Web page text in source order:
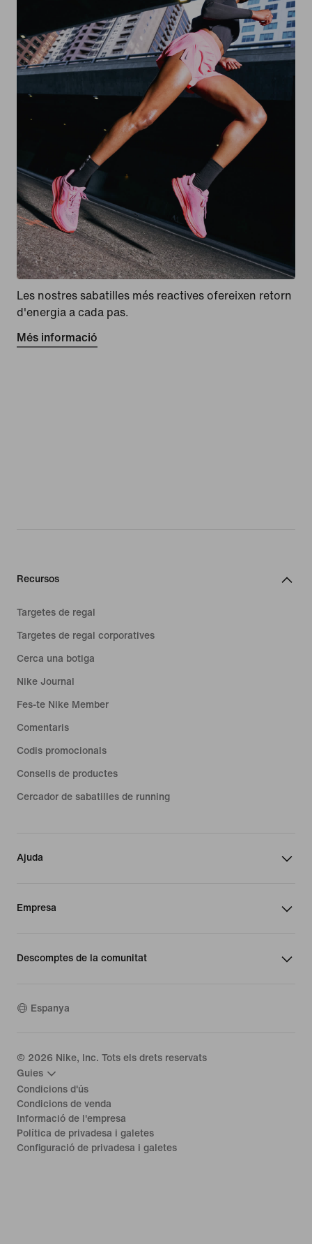
Les nostres sabatilles més reactives ofereixen retorn
d'energia a cada pas.
Més informació
Recursos
Targetes de regal
Targetes de regal corporatives
Cerca una botiga
Nike Journal
Fes-te Nike Member
Comentaris
Codis promocionals
Consells de productes
Cercador de sabatilles de running
Ajuda
Empresa
Descomptes de la comunitat
Espanya
© 2026 Nike, Inc. Tots els drets reservats
Guies
Condicions d'ús
Condicions de venda
Informació de l'empresa
Política de privadesa i galetes
Configuració de privadesa i galetes